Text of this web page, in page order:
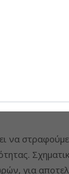
εκεί
στο βράδυ,
βαθμό θα
λυθεί το
να
για